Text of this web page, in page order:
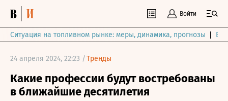
Войти
Ситуация на топливном рынке: меры, динамика, прогнозы
24 апреля 2024, 22:23 /Тренды
Какие профессии будут востребованы
в ближайшие десятилетия